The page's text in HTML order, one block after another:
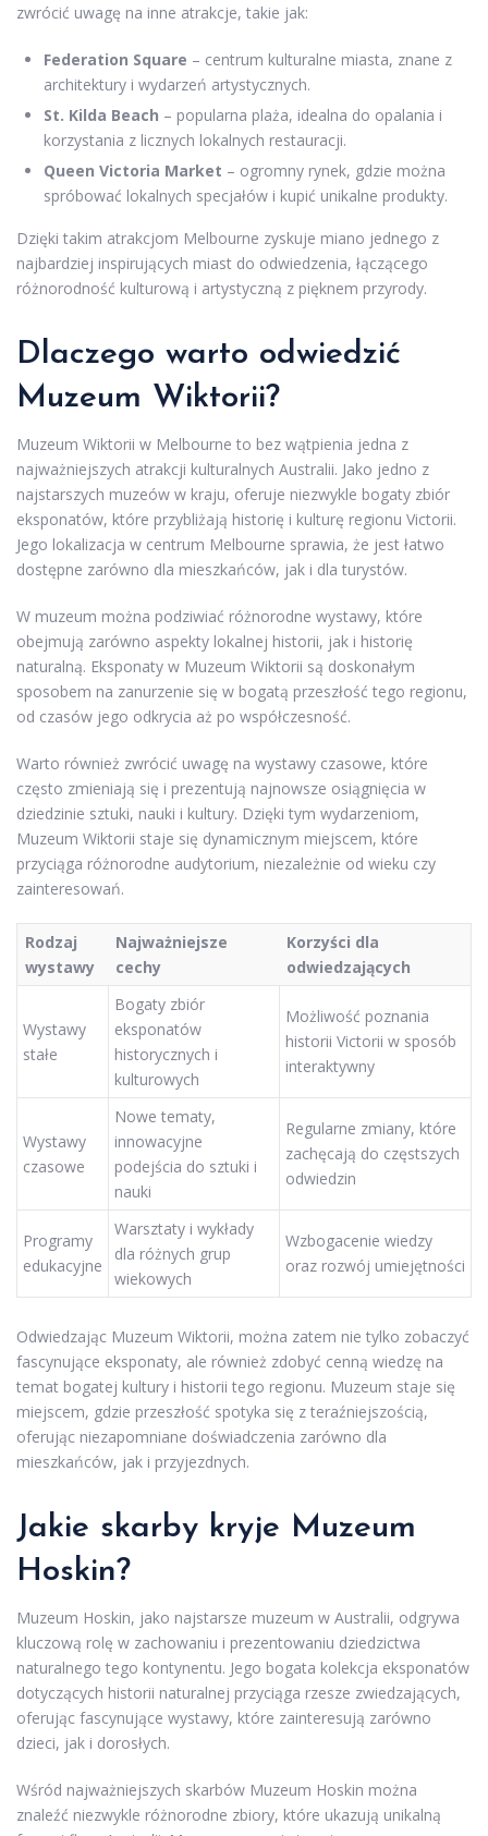
zwrócić uwagę na inne atrakcje, takie jak:
Federation Square – centrum kulturalne miasta, znane z
architektury i wydarzeń artystycznych.
St. Kilda Beach – popularna plaża, idealna do opalania i
korzystania z licznych lokalnych restauracji.
Queen Victoria Market – ogromny rynek, gdzie można
spróbować lokalnych specjałów i kupić unikalne produkty.
Dzięki takim atrakcjom Melbourne zyskuje miano jednego z
najbardziej inspirujących miast do odwiedzenia, łączącego
różnorodność kulturową i artystyczną z pięknem przyrody.
Dlaczego warto odwiedzić
Muzeum Wiktorii?
Muzeum Wiktorii w Melbourne to bez wątpienia jedna z
najważniejszych atrakcji kulturalnych Australii. Jako jedno z
najstarszych muzeów w kraju, oferuje niezwykle bogaty zbiór
eksponatów, które przybliżają historię i kulturę regionu Victorii.
Jego lokalizacja w centrum Melbourne sprawia, że jest łatwo
dostępne zarówno dla mieszkańców, jak i dla turystów.
W muzeum można podziwiać różnorodne wystawy, które
obejmują zarówno aspekty lokalnej historii, jak i historię
naturalną. Eksponaty w Muzeum Wiktorii są doskonałym
sposobem na zanurzenie się w bogatą przeszłość tego regionu,
od czasów jego odkrycia aż po współczesność.
Warto również zwrócić uwagę na wystawy czasowe, które
często zmieniają się i prezentują najnowsze osiągnięcia w
dziedzinie sztuki, nauki i kultury. Dzięki tym wydarzeniom,
Muzeum Wiktorii staje się dynamicznym miejscem, które
przyciąga różnorodne audytorium, niezależnie od wieku czy
zainteresowań.
Rodzaj
wystawy
Najważniejsze
cechy
Korzyści dla
odwiedzających
Wystawy
stałe
Bogaty zbiór
eksponatów
historycznych i
kulturowych
Możliwość poznania
historii Victorii w sposób
interaktywny
Wystawy
czasowe
Nowe tematy,
innowacyjne
podejścia do sztuki i
nauki
Regularne zmiany, które
zachęcają do częstszych
odwiedzin
Programy
edukacyjne
Warsztaty i wykłady
dla różnych grup
wiekowych
Wzbogacenie wiedzy
oraz rozwój umiejętności
Odwiedzając Muzeum Wiktorii, można zatem nie tylko zobaczyć
fascynujące eksponaty, ale również zdobyć cenną wiedzę na
temat bogatej kultury i historii tego regionu. Muzeum staje się
miejscem, gdzie przeszłość spotyka się z teraźniejszością,
oferując niezapomniane doświadczenia zarówno dla
mieszkańców, jak i przyjezdnych.
Jakie skarby kryje Muzeum
Hoskin?
Muzeum Hoskin, jako najstarsze muzeum w Australii, odgrywa
kluczową rolę w zachowaniu i prezentowaniu dziedzictwa
naturalnego tego kontynentu. Jego bogata kolekcja eksponatów
dotyczących historii naturalnej przyciąga rzesze zwiedzających,
oferując fascynujące wystawy, które zainteresują zarówno
dzieci, jak i dorosłych.
Wśród najważniejszych skarbów Muzeum Hoskin można
znaleźć niezwykle różnorodne zbiory, które ukazują unikalną